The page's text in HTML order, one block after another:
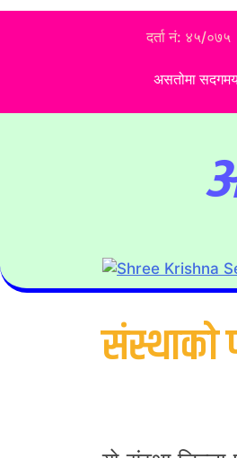
दर्ता नं: ४५/०७५
असतोमा
Shree Krishna
संस्थाको